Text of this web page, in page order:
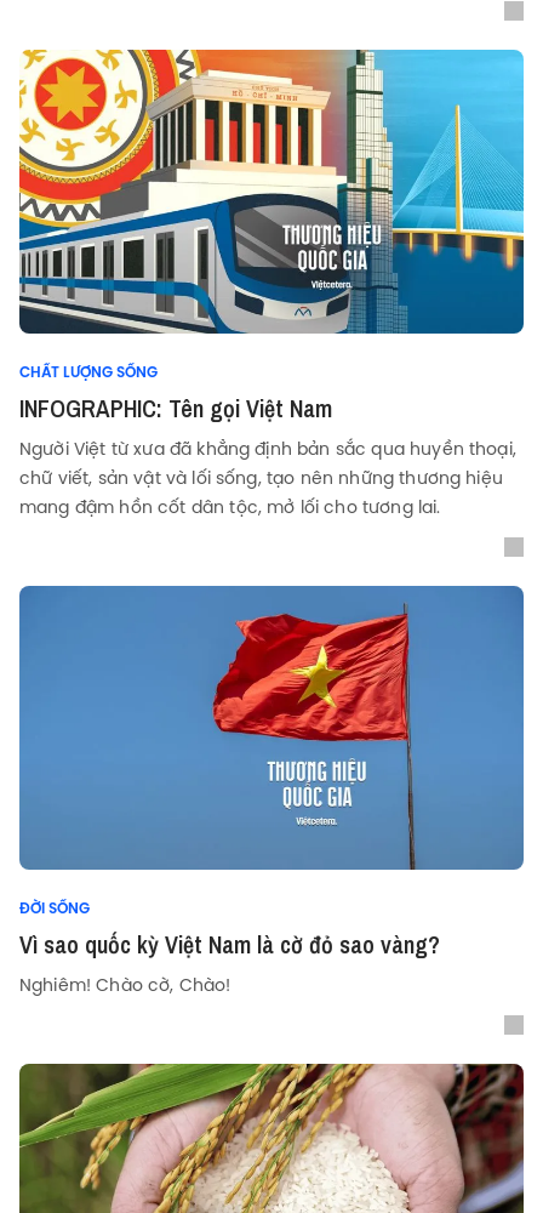
CHẤT LƯỢNG SỐNG
INFOGRAPHIC: Tên gọi Việt Nam
Người Việt từ xưa đã khẳng định bản sắc qua huyền thoại,
chữ viết, sản vật và lối sống, tạo nên những thương hiệu
mang đậm hồn cốt dân tộc, mở lối cho tương lai.
ĐỜI SỐNG
Vì sao quốc kỳ Việt Nam là cờ đỏ sao vàng?
Nghiêm! Chào cờ, Chào!